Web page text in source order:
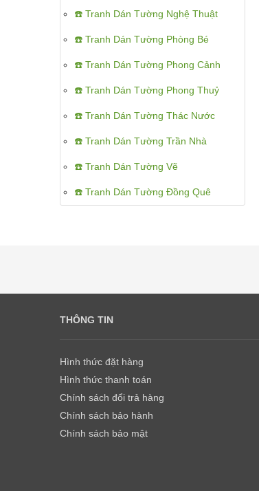
☎️ Tranh Dán Tường Nghệ Thuật
☎️ Tranh Dán Tường Phòng Bé
☎️ Tranh Dán Tường Phong Cảnh
☎️ Tranh Dán Tường Phong Thuỷ
☎️ Tranh Dán Tường Thác Nước
☎️ Tranh Dán Tường Trần Nhà
☎️ Tranh Dán Tường Vẽ
☎️ Tranh Dán Tường Đồng Quê
THÔNG TIN
Hình thức đặt hàng
Hình thức thanh toán
Chính sách đổi trả hàng
Chính sách bảo hành
Chính sách bảo mật